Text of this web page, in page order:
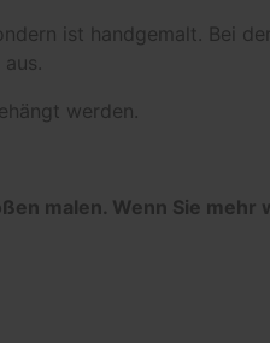
ist handgemalt. Bei
werden.
malen. Wenn Sie mehr